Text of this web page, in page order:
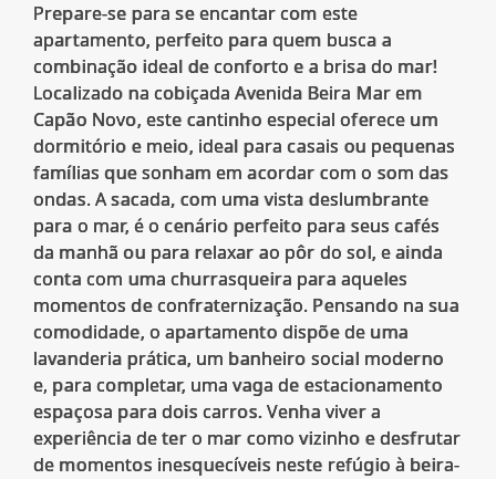
Prepare-se para se encantar com este
apartamento, perfeito para quem busca a
combinação ideal de conforto e a brisa do mar!
Localizado na cobiçada Avenida Beira Mar em
Capão Novo, este cantinho especial oferece um
dormitório e meio, ideal para casais ou pequenas
famílias que sonham em acordar com o som das
ondas. A sacada, com uma vista deslumbrante
para o mar, é o cenário perfeito para seus cafés
da manhã ou para relaxar ao pôr do sol, e ainda
conta com uma churrasqueira para aqueles
momentos de confraternização. Pensando na sua
comodidade, o apartamento dispõe de uma
lavanderia prática, um banheiro social moderno
e, para completar, uma vaga de estacionamento
espaçosa para dois carros. Venha viver a
experiência de ter o mar como vizinho e desfrutar
de momentos inesquecíveis neste refúgio à beira-